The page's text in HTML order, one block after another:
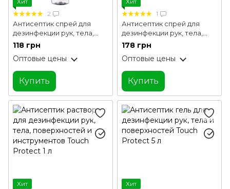
2
Антисептик спрей для
дезинфекции рук, тела,
поверхностей и
инструментов Touch
Protect 250 мл
118 грн
Оптовые цены
Купить
1
Антисептик спрей для
дезинфекции рук, тела,
поверхностей и
инструментов Touch
Protect 500 мл
178 грн
Оптовые цены
Купить
Хит Хит